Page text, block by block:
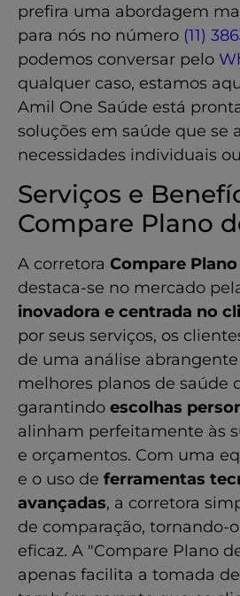
prefira uma abordagem
para nós no número (11)
podemos conversar pelo
qualquer caso, estamos
Amil One Saúde está
soluções em saúde que se
necessidades individuais
Serviços e
Compare Plano
A corretora Compare
destaca-se no mercado
inovadora e centrada no
por seus serviços, os
de uma análise
melhores planos de saúde
garantindo escolhas
alinham perfeitamente às
e orçamentos. Com uma
e o uso de ferramentas
avançadas, a corretora
de comparação, tornando-
eficaz. A "Compare Plano
apenas facilita a tomada